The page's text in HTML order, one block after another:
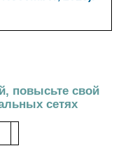
повысьте свой
сетях